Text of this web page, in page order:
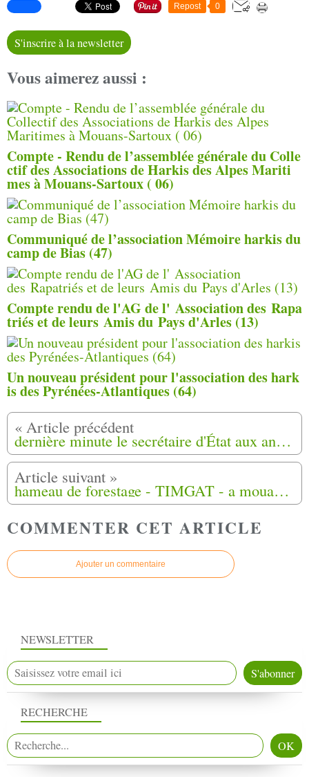
Repost 0
S'inscrire à la newsletter
Vous aimerez aussi :
Compte - Rendu de l’assemblée générale du Colle
ctif des Associations de Harkis des Alpes Mariti
mes à Mouans-Sartoux ( 06)
Communiqué de l’association Mémoire harkis du
camp de Bias (47)
Compte rendu de l'AG de l' Association des Rapa
triés et de leurs Amis du Pays d'Arles (13)
Un nouveau président pour l'association des hark
is des Pyrénées-Atlantiques (64)
dernière minute le secrétaire d'État aux anciens combattants recherche à réformer le groupe G 12
hameau de forestage - TIMGAT - a mouans sartoux Alpes-Maritimes (06) n°2)
COMMENTER CET ARTICLE
Ajouter un commentaire
NEWSLETTER
RECHERCHE